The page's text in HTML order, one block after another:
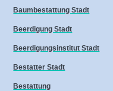
Baumbestattung Stadt
Beerdigung Stadt
Beerdigungsinstitut Stadt
Bestatter Stadt
Bestattung